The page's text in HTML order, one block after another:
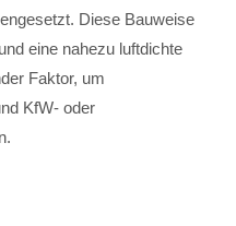
Diese Bauweise
eine nahezu luftdichte
Faktor, um
KfW- oder